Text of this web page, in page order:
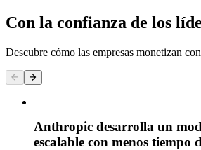
Con la confianza de los
Descubre cómo las empresas monetizan
Anthropic desarrolla un
escalable con menos tiempo